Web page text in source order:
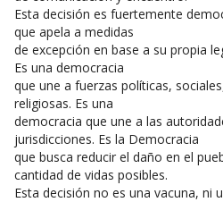
Esta decisión es fuertemente
que apela a medidas
de excepción en base a su propia
Es una democracia
que une a fuerzas políticas,
religiosas. Es una
democracia que une a las
jurisdicciones. Es la Democracia
que busca reducir el daño en el
cantidad de vidas posibles.
Esta decisión no es una vacuna, ni